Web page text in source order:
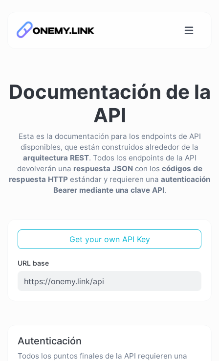
Documentación de la
API
Esta es la documentación para los endpoints de API
disponibles, que están construidos alrededor de la
arquitectura REST. Todos los endpoints de la API
devolverán una respuesta JSONcon los códigos de
respuesta HTTP estándar y requieren una autenticación
Bearer mediante una clave API.
Get your own API Key
URL base
Autenticación
Todos los puntos finales de la API requieren una